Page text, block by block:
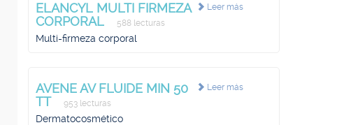
Leer más
ELANCYL MULTI FIRMEZA
CORPORAL
588 lecturas
Multi-firmeza corporal
Leer más
AVENE AV FLUIDE MIN 50
TT
953 lecturas
Dermatocosmético